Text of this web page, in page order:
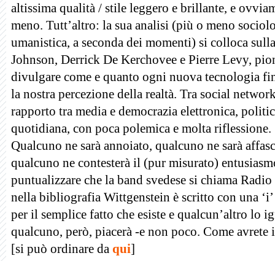
altissima qualità / stile leggero e brillante, e
meno. Tutt’altro: la sua analisi (più o meno
umanistica, a seconda dei momenti) si colloca
Johnson, Derrick De Kerchovee e Pierre Levy,
divulgare come e quanto ogni nuova tecnologia
la nostra percezione della realtà. Tra social
rapporto tra media e democrazia elettronica,
quotidiana, con poca polemica e molta riflessione.
Qualcuno ne sarà annoiato, qualcuno ne sarà
qualcuno ne contesterà il (pur misurato)
puntualizzare che la band svedese si chiama
nella bibliografia Wittgenstein è scritto con una
per il semplice fatto che esiste e qualcun’altro lo
qualcuno, però, piacerà -e non poco. Come
[si può ordinare da qui]